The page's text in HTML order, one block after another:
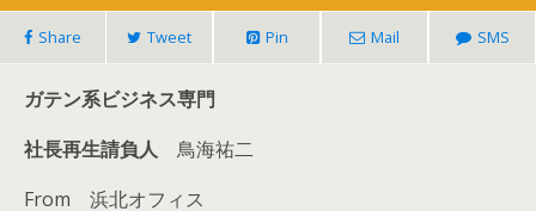
Share Tweet Pin Mail SMS
ガテン系ビジネス専門
社長再生請負人 鳥海祐二
From 浜北オフィス